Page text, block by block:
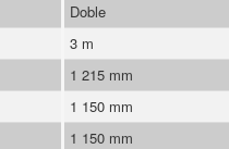
Doble
3 m
1 215 mm
1 150 mm
1 150 mm